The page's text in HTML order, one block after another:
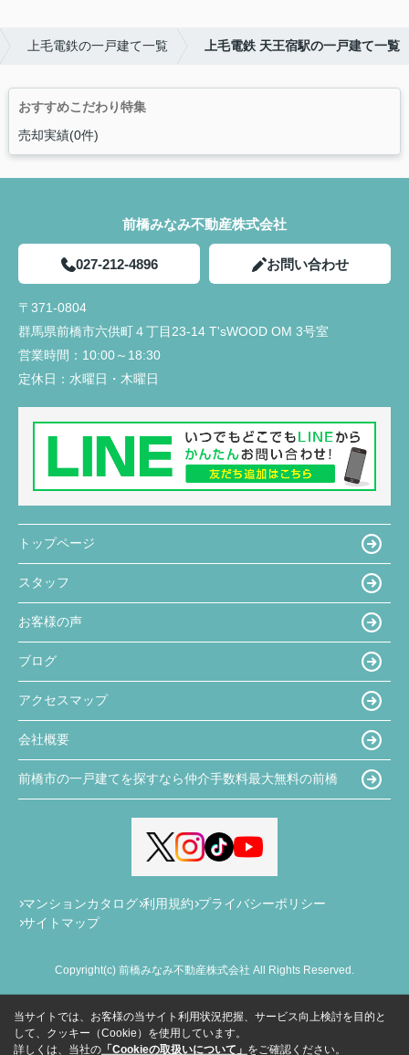
上毛電鉄の一戸建て一覧 上毛電鉄 天王宿駅の一戸建て一覧
おすすめこだわり特集
売却実績(0件)
前橋みなみ不動産株式会社
027-212-4896 お問い合わせ
〒371-0804
群馬県前橋市六供町４丁目23‐14 T'sWOOD OM 3号室
営業時間： 10:00～18:30
定休日： 水曜日・木曜日
トップページ
スタッフ
お客様の声
ブログ
アクセスマップ
会社概要
前橋市の一戸建てを探すなら仲介手数料最大無料の前橋
マンションカタログ 利用規約 プライバシーポリシー
サイトマップ
Copyright(c) 前橋みなみ不動産株式会社 All Rights Reserved.
当サイトでは、お客様の当サイト利用状況把握、サービス向上検討を目的と
して、クッキー（Cookie）を使用しています。
詳しくは、当社の 「Cookieの取扱いについて」 をご確認ください。